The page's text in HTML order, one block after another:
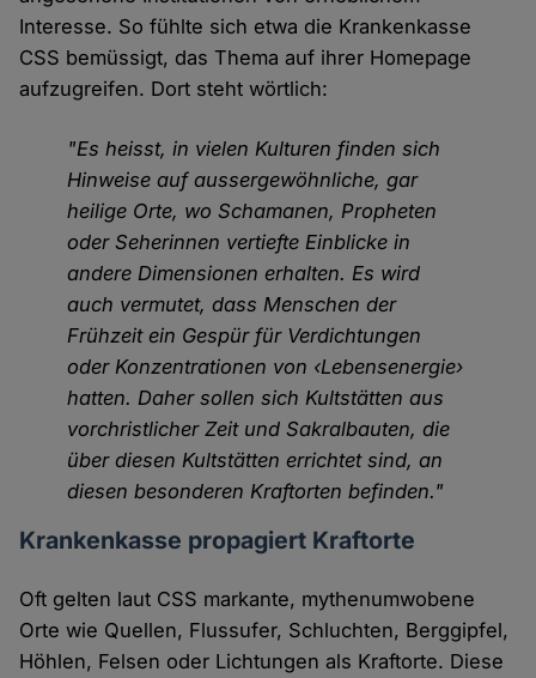
Interesse. So fühlte sich etwa die Krankenkasse
CSS bemüssigt, das Thema auf ihrer Homepage
aufzugreifen. Dort steht wörtlich:
"Es heisst, in vielen Kulturen finden sich
Hinweise auf aus­ser­ge­wöhn­liche, gar
heilige Orte, wo Scha­ma­nen, Propheten
oder Seherinnen vertiefte Einblicke in
andere Dimensionen erhalten. Es wird
auch vermutet, dass Menschen der
Frühzeit ein Gespür für Ver­dich­tun­gen
oder Kon­zen­tra­tion­en von ‹Lebens­energie›
hatten. Daher sollen sich Kultstätten aus
vor­christ­lich­er Zeit und Sakralbauten, die
über diesen Kultstätten errichtet sind, an
diesen besonderen Kraftorten befinden."
Krankenkasse propagiert Kraftorte
Oft gelten laut CSS markante, my­then­um­wo­bene
Orte wie Quellen, Fluss­ufer, Schluchten, Berggipfel,
Höhlen, Felsen oder Lichtungen als Kraftorte. Diese